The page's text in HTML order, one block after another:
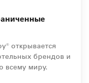
открывается
брендов и
всему миру.